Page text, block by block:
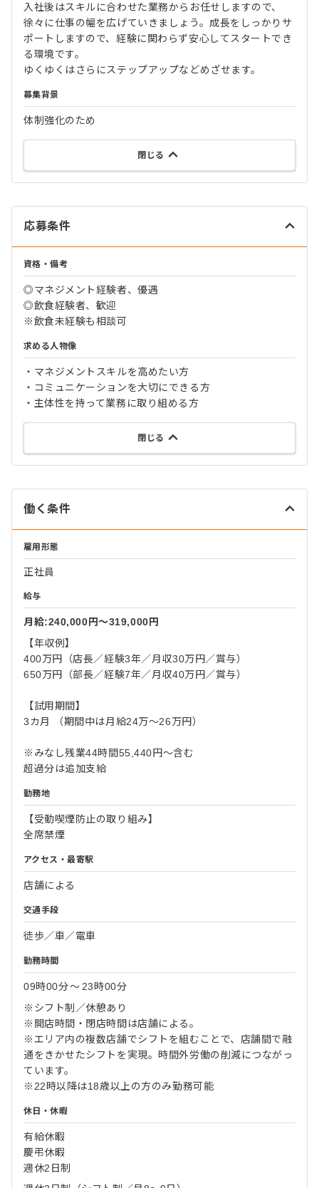
入社後はスキルに合わせた業務からお任せしますので、
徐々に仕事の幅を広げていきましょう。成長をしっかりサ
ポートしますので、経験に関わらず安心してスタートでき
る環境です。
ゆくゆくはさらにステップアップなどめざせます。
募集背景
体制強化のため
閉じる
応募条件
資格・備考
◎マネジメント経験者、優遇
◎飲食経験者、歓迎
※飲食未経験も相談可
求める人物像
・マネジメントスキルを高めたい方
・コミュニケーションを大切にできる方
・主体性を持って業務に取り組める方
閉じる
働く条件
雇用形態
正社員
給与
月給:240,000円〜319,000円
【年収例】
400万円（店長／経験3年／月収30万円／賞与）
650万円（部長／経験7年／月収40万円／賞与）
【試用期間】
3カ月 （期間中は月給24万～26万円）
※みなし残業44時間55,440円～含む
超過分は追加支給
勤務地
【受動喫煙防止の取り組み】
全席禁煙
アクセス・最寄駅
店舗による
交通手段
徒歩／車／電車
勤務時間
09時00分〜 23時00分
※シフト制／休憩あり
※開店時間・閉店時間は店舗による。
※エリア内の複数店舗でシフトを組むことで、店舗間で融
通をきかせたシフトを実現。時間外労働の削減につながっ
ています。
※22時以降は18歳以上の方のみ勤務可能
休日・休暇
有給休暇
慶弔休暇
週休2日制